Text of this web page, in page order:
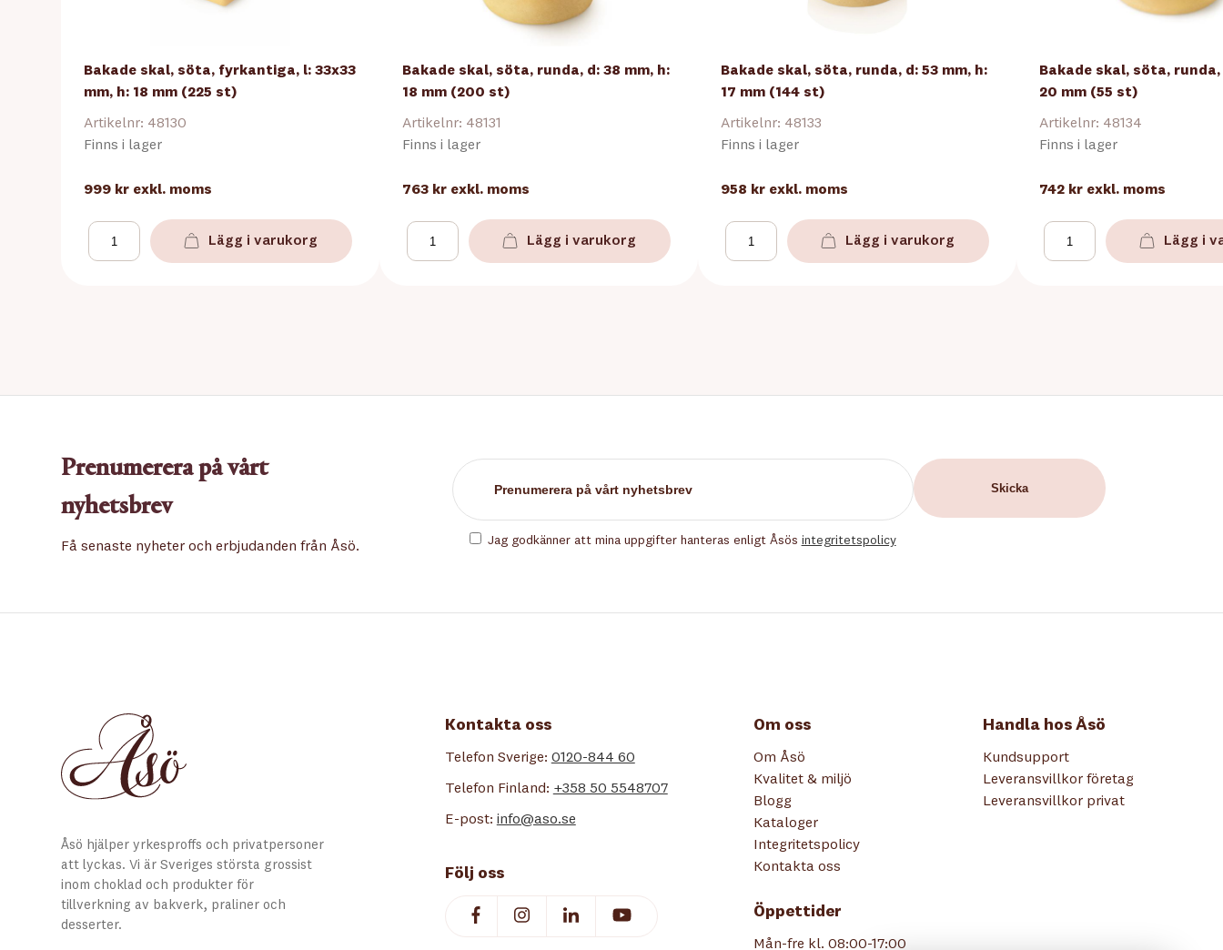
Bakade skal, söta, fyrkantiga, l: 33x33
mm, h: 18 mm (225 st)
Artikelnr: 48130
Finns i lager
999 kr exkl. moms
Lägg i varukorg
Bakade skal, söta, runda, d: 38 mm, h:
18 mm (200 st)
Artikelnr: 48131
Finns i lager
763 kr exkl. moms
Lägg i varukorg
Bakade skal, söta, runda, d: 53 mm, h:
17 mm (144 st)
Artikelnr: 48133
Finns i lager
958 kr exkl. moms
Lägg i varukorg
Bakade skal, söta, runda,
20 mm (55 st)
Artikelnr: 48134
Finns i lager
742 kr exkl. moms
Lägg i
Prenumerera på vårt
nyhetsbrev
Få senaste nyheter och erbjudanden från Åsö. Jag godkänner att mina uppgifter hanteras enligt Åsös integritetspolicy
Åsö hjälper yrkesproffs och privatpersoner
att lyckas. Vi är Sveriges största grossist
inom choklad och produkter för
tillverkning av bakverk, praliner och
desserter.
Kontakta oss
Telefon Sverige: 0120-844 60
Telefon Finland: +358 50 5548707
E-post: info@aso.se
Följ oss
Om oss
Om Åsö
Kvalitet & miljö
Blogg
Kataloger
Integritetspolicy
Kontakta oss
Öppettider
Mån-fre kl. 08:00-17:00
Handla hos Åsö
Kundsupport
Leveransvillkor företag
Leveransvillkor privat